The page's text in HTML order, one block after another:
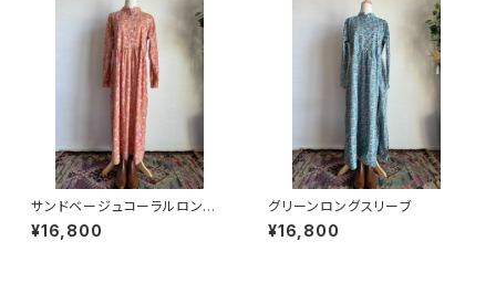
サンドベージュコーラルロング
スリーブ
¥16,800
グリーンロングスリーブ
¥16,800